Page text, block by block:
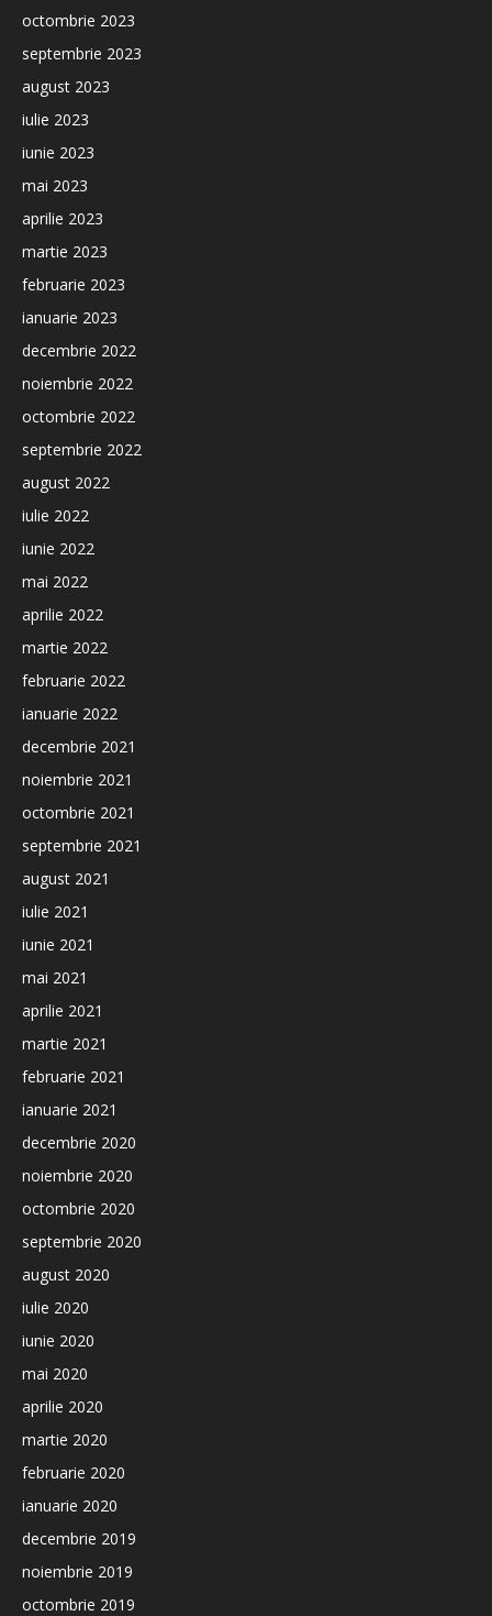
octombrie 2023
septembrie 2023
august 2023
iulie 2023
iunie 2023
mai 2023
aprilie 2023
martie 2023
februarie 2023
ianuarie 2023
decembrie 2022
noiembrie 2022
octombrie 2022
septembrie 2022
august 2022
iulie 2022
iunie 2022
mai 2022
aprilie 2022
martie 2022
februarie 2022
ianuarie 2022
decembrie 2021
noiembrie 2021
octombrie 2021
septembrie 2021
august 2021
iulie 2021
iunie 2021
mai 2021
aprilie 2021
martie 2021
februarie 2021
ianuarie 2021
decembrie 2020
noiembrie 2020
octombrie 2020
septembrie 2020
august 2020
iulie 2020
iunie 2020
mai 2020
aprilie 2020
martie 2020
februarie 2020
ianuarie 2020
decembrie 2019
noiembrie 2019
octombrie 2019